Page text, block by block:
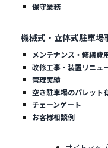
保守業務
機械式・立体式駐車場
メンテナンス・修繕費
改修工事・装置リニュ
管理実績
空き駐車場のパレット
チェーンゲート
お客様相談例